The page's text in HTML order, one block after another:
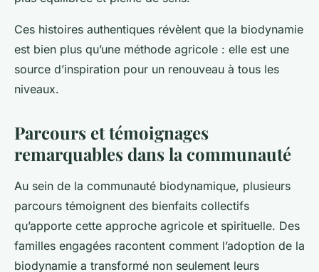
Ces histoires authentiques révèlent que la biodynamie
est bien plus qu’une méthode agricole : elle est une
source d’inspiration pour un renouveau à tous les
niveaux.
Parcours et témoignages
remarquables dans la communauté
Au sein de la communauté biodynamique, plusieurs
parcours témoignent des bienfaits collectifs
qu’apporte cette approche agricole et spirituelle. Des
familles engagées racontent comment l’adoption de la
biodynamie a transformé non seulement leurs